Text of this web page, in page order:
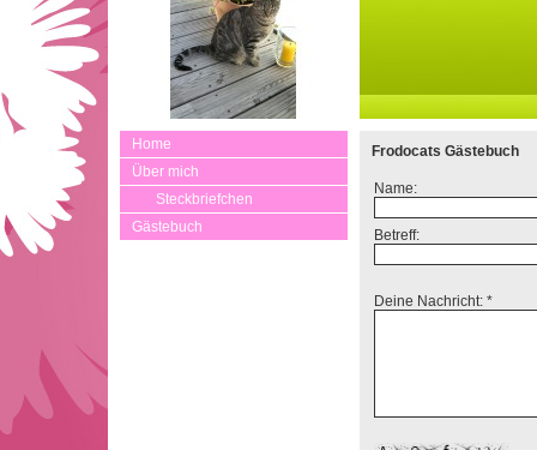
Home
Über mich
Steckbriefchen
Gästebuch
Frodocats Gästebuch
Name:
Betreff:
Deine Nachricht: *